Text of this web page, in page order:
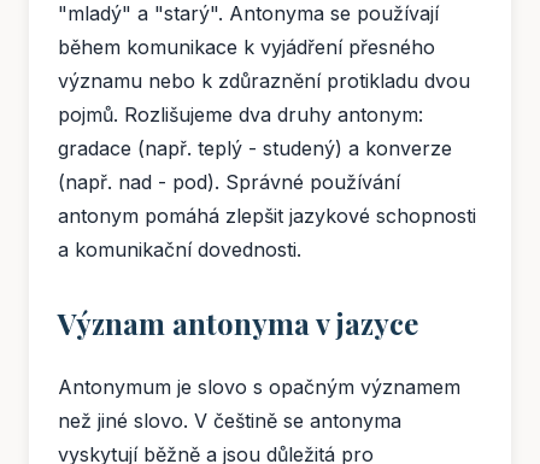
"mladý" a "starý". Antonyma se používají
během komunikace k vyjádření přesného
významu nebo k zdůraznění protikladu dvou
pojmů. Rozlišujeme dva druhy antonym:
gradace (např. teplý - studený) a konverze
(např. nad - pod). Správné používání
antonym pomáhá zlepšit jazykové schopnosti
a komunikační dovednosti.
Význam antonyma v jazyce
Antonymum je slovo s opačným významem
než jiné slovo. V češtině se antonyma
vyskytují běžně a jsou důležitá pro